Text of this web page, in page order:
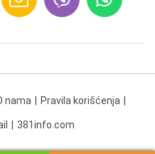
nama Pravila korišćenja
381info.com